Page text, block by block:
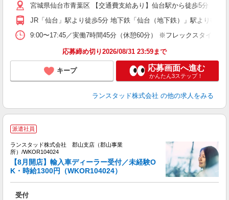
宮城県仙台市青葉区 【交通費支給あり】仙台駅から徒歩5分
JR「仙台」駅より徒歩5分 地下鉄「仙台（地下鉄）」駅より徒歩5
9:00〜17:45／実働7時間45分（休憩60分） ※フレックスタイム
応募締め切り2026/08/31 23:59まで
キープ 応募画面へ進む
かんたん3ステップ！
ランスタッド株式会社 の他の求人をみる
派遣社員
ランスタッド株式会社 郡山支店（郡山事業
所）/WKOR104024
【8月開店】輸入車ディーラー受付／未経験O
K・時給1300円（WKOR104024）
受付